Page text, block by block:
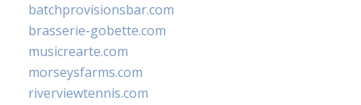
batchprovisionsbar.com
brasserie-gobette.com
musicrearte.com
morseysfarms.com
riverviewtennis.com